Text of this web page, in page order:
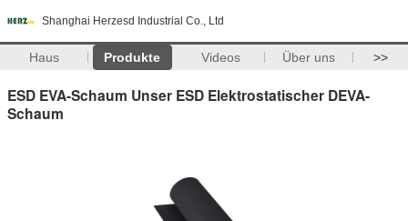
Shanghai Herzesd Industrial Co., Ltd
Haus Produkte Videos Über uns >>
ESD EVA-Schaum Unser ESD Elektrostatischer DEVA-
Schaum